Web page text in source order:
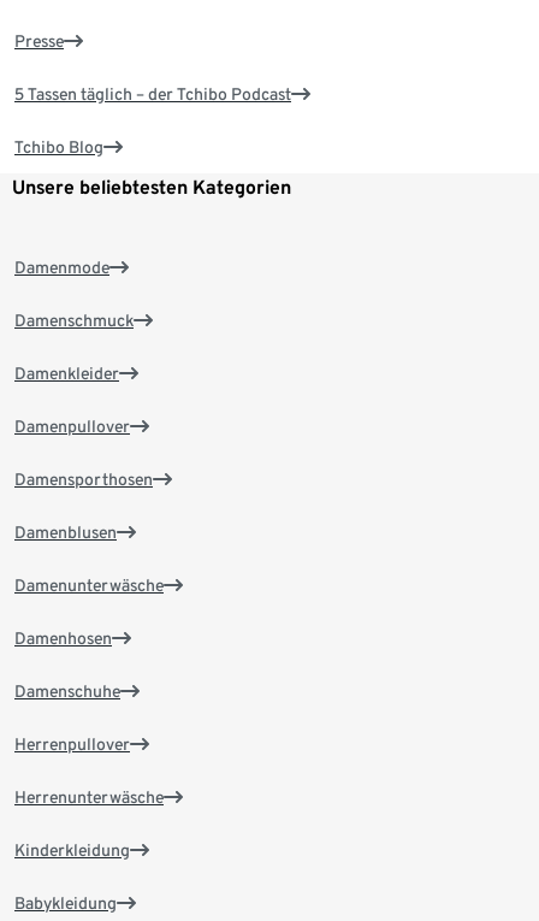
Presse
5 Tassen täglich – der Tchibo Podcast
Tchibo Blog
Unsere beliebtesten Kategorien
Damenmode
Damenschmuck
Damenkleider
Damenpullover
Damensporthosen
Damenblusen
Damenunterwäsche
Damenhosen
Damenschuhe
Herrenpullover
Herrenunterwäsche
Kinderkleidung
Babykleidung